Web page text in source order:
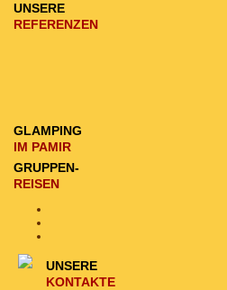
UNSERE
REFERENZEN
GLAMPING
IM PAMIR
GRUPPEN-
REISEN
UNSERE
KONTAKTE